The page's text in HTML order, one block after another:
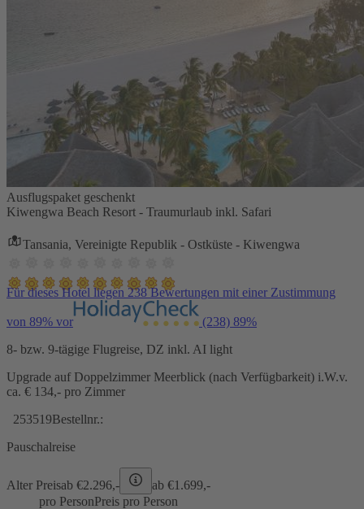
Ausflugspaket geschenkt
Kiwengwa Beach Resort - Traumurlaub inkl. Safari
Tansania, Vereinigte Republik - Ostküste - Kiwengwa
Für dieses Hotel liegen 238 Bewertungen mit einer Zustimmung
von 89% vor (238) 89%
8- bzw. 9-tägige Flugreise, DZ inkl. AI light
Upgrade auf Doppelzimmer Meerblick (nach Verfügbarkeit) i.W.v.
ca. € 134,- pro Zimmer
253519Bestellnr.:
Pauschalreise
Alter Preisab €2.296,- ab €1.699,-
pro PersonPreis pro Person